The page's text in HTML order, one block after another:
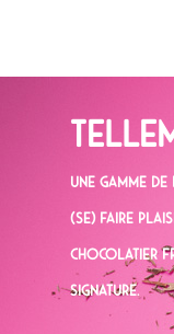
Les
Des
proches.